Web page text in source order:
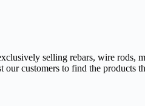
selling rebars, wire rods,
customers to find the products